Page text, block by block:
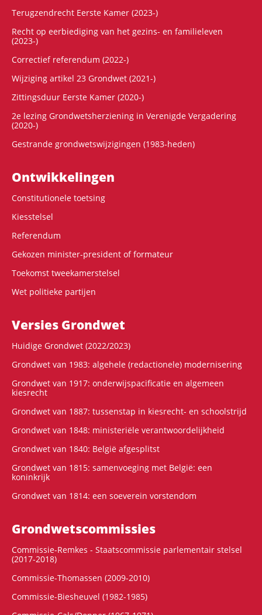
Terugzendrecht Eerste Kamer (2023-)
Recht op eerbiediging van het gezins- en familieleven
(2023-)
Correctief referendum (2022-)
Wijziging artikel 23 Grondwet (2021-)
Zittingsduur Eerste Kamer (2020-)
2e lezing Grondwetsherziening in Verenigde Vergadering
(2020-)
Gestrande grondwetswijzigingen (1983-heden)
Ontwikke­lingen
Constitutionele toetsing
Kiesstelsel
Referendum
Gekozen minister-president of formateur
Toekomst tweekamerstelsel
Wet politieke partijen
Versies Grondwet
Huidige Grondwet (2022/2023)
Grondwet van 1983: algehele (redactionele) modernisering
Grondwet van 1917: onderwijspacificatie en algemeen
kiesrecht
Grondwet van 1887: tussenstap in kiesrecht- en schoolstrijd
Grondwet van 1848: ministeriële verantwoordelijkheid
Grondwet van 1840: België afgesplitst
Grondwet van 1815: samenvoeging met België: een
koninkrijk
Grondwet van 1814: een soeverein vorstendom
Grondwets­commissies
Commissie-Remkes - Staatscommissie parlementair stelsel
(2017-2018)
Commissie-Thomassen (2009-2010)
Commissie-Biesheuvel (1982-1985)